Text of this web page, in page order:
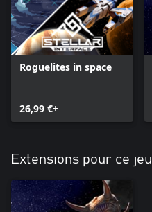
Roguelites in space
26,99 €+
Extensions pour ce jeu